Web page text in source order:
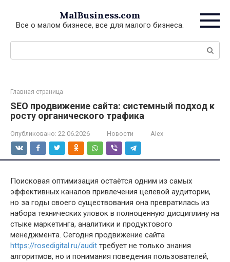
контенту
MalBusiness.com
Все о малом бизнесе, все для малого бизнеса.
Поиск:
Главная страница
SEO продвижение сайта: системный подход к
росту органического трафика
Опубликовано: 22.06.2026 Новости Alex
Поисковая оптимизация остаётся одним из самых
эффективных каналов привлечения целевой аудитории,
но за годы своего существования она превратилась из
набора технических уловок в полноценную дисциплину на
стыке маркетинга, аналитики и продуктового
менеджмента. Сегодня продвижение сайта
https://rosedigital.ru/audit требует не только знания
алгоритмов, но и понимания поведения пользователей,